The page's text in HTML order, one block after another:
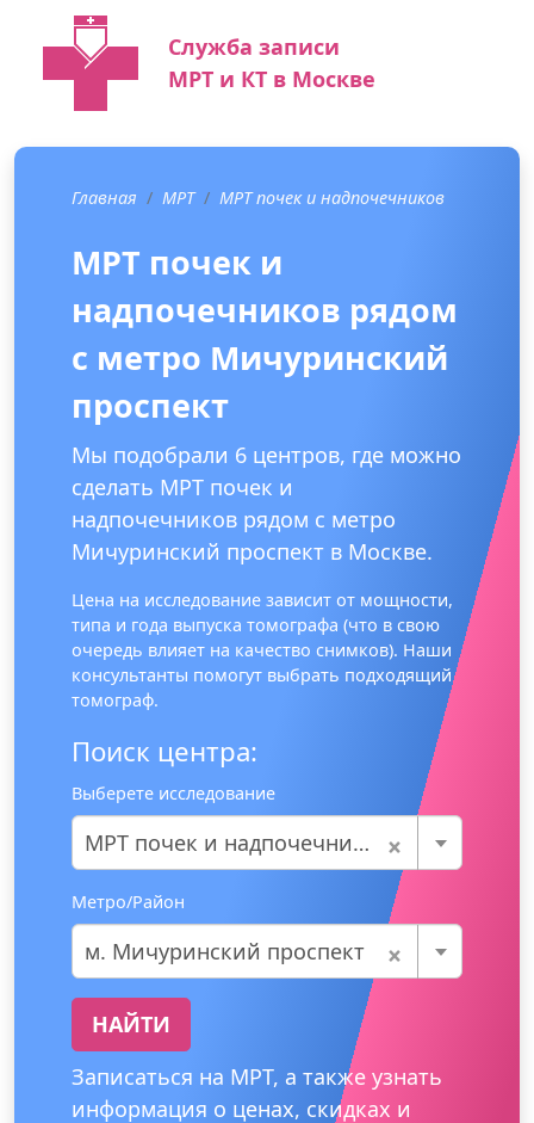
Служба записи
МРТ и КТ в Москве
Главная МРТ МРТ почек и надпочечников
МРТ почек и
надпочечников рядом
с метро Мичуринский
проспект
Мы подобрали 6 центров, где можно
сделать МРТ почек и
надпочечников рядом с метро
Мичуринский проспект в Москве.
Цена на исследование зависит от мощности,
типа и года выпуска томографа (что в свою
очередь влияет на качество снимков). Наши
консультанты помогут выбрать подходящий
томограф.
Поиск центра:
Выберете исследование
×
МРТ почек и надпочечников
Метро/Район
×
м. Мичуринский проспект
НАЙТИ
Записаться на МРТ, а также узнать
информация о ценах, скидках и